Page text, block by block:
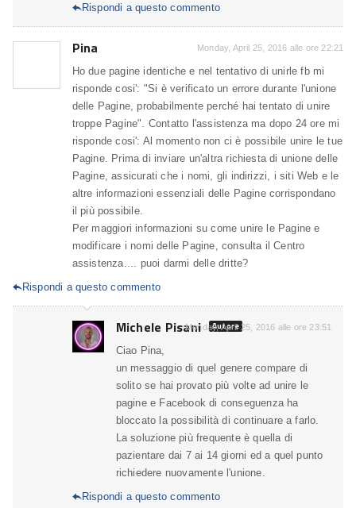
Rispondi a questo commento
Pina Monday, April 25, 2016 alle ore 22:21
Ho due pagine identiche e nel tentativo di unirle fb mi
risponde cosi': "Si è verificato un errore durante l'unione
delle Pagine, probabilmente perché hai tentato di unire
troppe Pagine". Contatto l'assistenza ma dopo 24 ore mi
risponde cosi': Al momento non ci è possibile unire le tue
Pagine. Prima di inviare un'altra richiesta di unione delle
Pagine, assicurati che i nomi, gli indirizzi, i siti Web e le
altre informazioni essenziali delle Pagine corrispondano
il più possibile.
Per maggiori informazioni su come unire le Pagine e
modificare i nomi delle Pagine, consulta il Centro
assistenza.... puoi darmi delle dritte?
Rispondi a questo commento
Michele Pisani Autore
Monday, April 25, 2016 alle ore 23:51
Ciao Pina,
un messaggio di quel genere compare di
solito se hai provato più volte ad unire le
pagine e Facebook di conseguenza ha
bloccato la possibilità di continuare a farlo.
La soluzione più frequente è quella di
pazientare dai 7 ai 14 giorni ed a quel punto
richiedere nuovamente l'unione.
Rispondi a questo commento